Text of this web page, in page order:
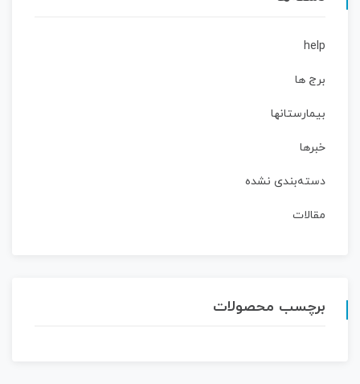
help
برج ها
بیمارستانها
خبرها
دسته‌بندی نشده
مقالات
برچسب محصولات